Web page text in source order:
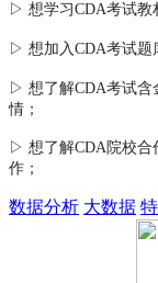
▷ 想学习CDA考试教
▷ 想加入CDA考试题
▷ 想了解CDA考试含
情；
▷ 想了解CDA院校合
作；
数据分析 大数据